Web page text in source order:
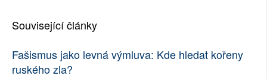
Související články
Fašismus jako levná výmluva: Kde hledat kořeny
ruského zla?